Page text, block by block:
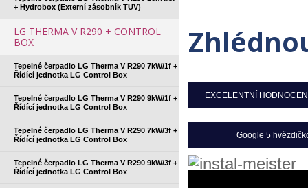
+ Hydrobox (Externí zásobník TUV)
LG THERMA V R290 + CONTROL
BOX
Tepelné čerpadlo LG Therma V R290 7kW/1f +
Řídící jednotka LG Control Box
Tepelné čerpadlo LG Therma V R290 9kW/1f +
Řídící jednotka LG Control Box
Tepelné čerpadlo LG Therma V R290 7kW/3f +
Řídící jednotka LG Control Box
Tepelné čerpadlo LG Therma V R290 9kW/3f +
Řídící jednotka LG Control Box
EXCELENTNÍ
Google 5